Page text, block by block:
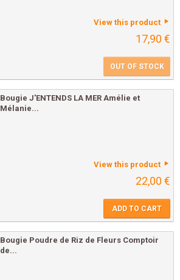
View this product
17,90 €
OUT OF STOCK
Bougie J'ENTENDS LA MER Amélie et
Mélanie...
View this product
22,00 €
ADD TO CART
Bougie Poudre de Riz de Fleurs Comptoir
de...